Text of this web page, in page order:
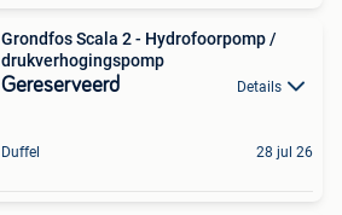
Grondfos Scala 2 - Hydrofoorpomp /
drukverhogingspomp
Gereserveerd Details
Duffel 28 jul 26